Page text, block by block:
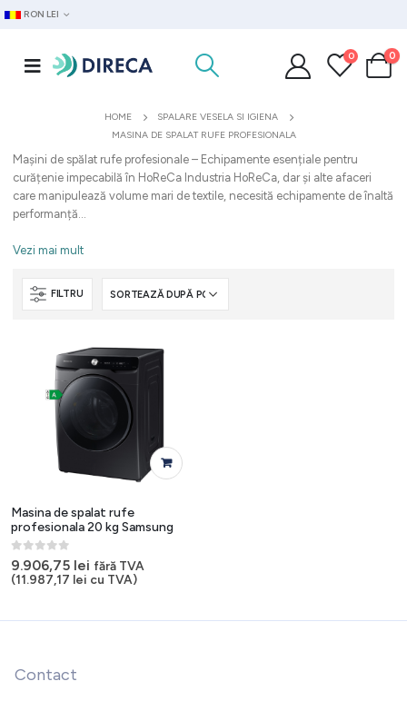
RON LEI
0 0
HOME
SPALARE VESELA SI IGIENA
MASINA DE SPALAT RUFE PROFESIONALA
Mașini de spălat rufe profesionale – Echipamente esențiale pentru
curățenie impecabilă în HoReCa Industria HoReCa, dar și alte afaceri
care manipulează volume mari de textile, necesită echipamente de înaltă
performanță...
Vezi mai mult
FILTRU
Masina de spalat rufe
profesionala 20 kg Samsung
0out of 5
9.906,75 lei fără TVA
(11.987,17 lei cu TVA)
Contact